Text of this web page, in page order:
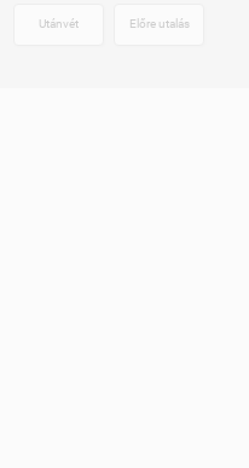
Utánvét Előre utalás